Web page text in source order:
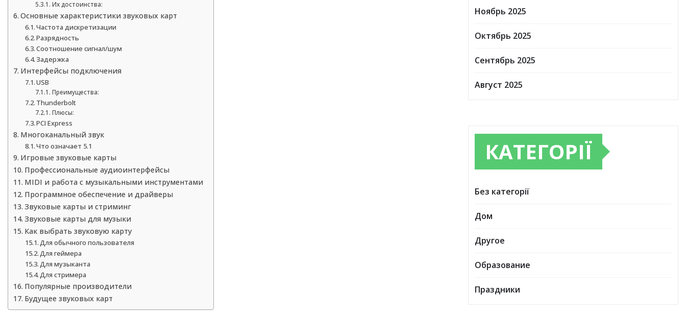
Их достоинства:
Основные характеристики звуковых карт
Частота дискретизации
Разрядность
Соотношение сигнал/шум
Задержка
Интерфейсы подключения
USB
Преимущества:
Thunderbolt
Плюсы:
PCI Express
Многоканальный звук
Что означает 5.1
Игровые звуковые карты
Профессиональные аудиоинтерфейсы
MIDI и работа с музыкальными инструментами
Программное обеспечение и драйверы
Звуковые карты и стриминг
Звуковые карты для музыки
Как выбрать звуковую карту
Для обычного пользователя
Для геймера
Для музыканта
Для стримера
Популярные производители
Будущее звуковых карт
Ноябрь 2025
Октябрь 2025
Сентябрь 2025
Август 2025
КАТЕГОРІЇ
Без категорії
Дом
Другое
Образование
Праздники